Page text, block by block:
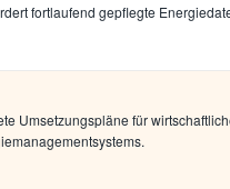
fortlaufend gepflegte
Umsetzungspläne für